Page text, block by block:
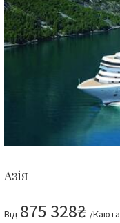
Азія
Від 875 328₴ /Каюта